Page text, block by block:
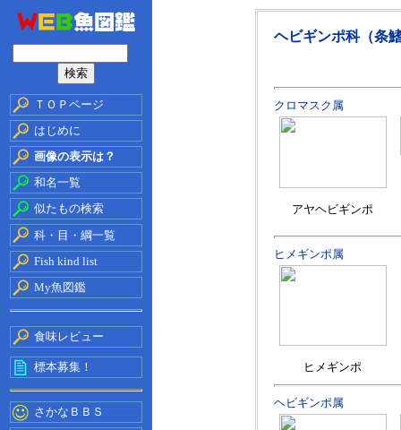
ＴＯＰページ
はじめに
画像の表示は？
和名一覧
似たもの検索
科・目・綱一覧
Fish kind list
My魚図鑑
食味レビュー
標本募集！
さかなＢＢＳ
ヘビギンポ科（条
クロマスク属
アヤヘビギンポ
ヒメギンポ属
ヒメギンポ
ヘビギンポ属